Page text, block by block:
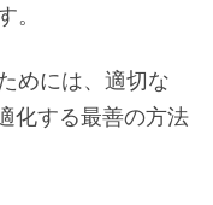
。
めには、適切な
化する最善の方法